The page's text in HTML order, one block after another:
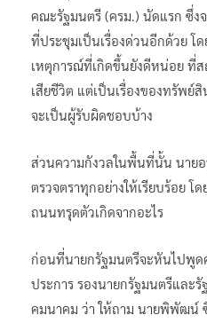
คณะรัฐมนตรี (ครม.) นัดแรก ซึ่ง
ที่ประชุมเป็นเรื่องด่วนอีกด้วย โ
เหตุการณ์ที่เกิดขึ้นยังดีหน่อย ที่
เสียชีวิต แต่เป็นเรื่องของทรัพย์สิ
จะเป็นผู้รับผิดชอบบ้าง
ส่วนความกังวลในพื้นที่นั้น นาย
ตรวจตราทุกอย่างให้เรียบร้อย โ
ถนนทรุดตัวเกิดจากอะไร
ก่อนที่นายกรัฐมนตรีจะหันไปพู
ประการ รองนายกรัฐมนตรีและรั
คมนาคม ว่า ให้ถาม นายพิพัฒน์